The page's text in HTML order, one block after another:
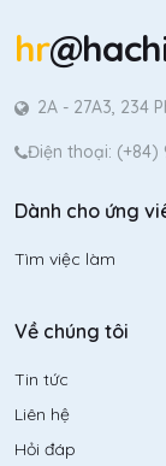
hr
2A - 27A3, 234
Điện thoại: (+84)
Dành cho ứng
Tìm việc làm
Về chúng tôi
Tin tức
Liên hệ
Hỏi đáp